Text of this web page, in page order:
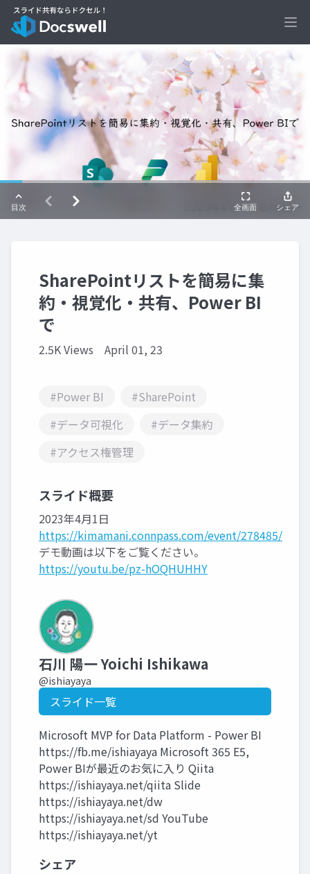
SharePointリストを簡易に集
約・視覚化・共有、Power BI
で
2.5K Views April 01, 23
#Power BI
#SharePoint
#データ可視化
#データ集約
#アクセス権管理
スライド概要
2023年4月1日
https://kimamani.connpass.com/event/278485/
デモ動画は以下をご覧ください。
https://youtu.be/pz-hOQHUHHY
石川 陽一 Yoichi Ishikawa
@ishiayaya
スライド一覧
Microsoft MVP for Data Platform - Power BI
https://fb.me/ishiayaya Microsoft 365 E5,
Power BIが最近のお気に入り Qiita
https://ishiayaya.net/qiita Slide
https://ishiayaya.net/dw
https://ishiayaya.net/sd YouTube
https://ishiayaya.net/yt
シェア